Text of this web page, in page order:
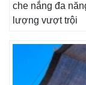
che nắng đa
lượng vượt trội